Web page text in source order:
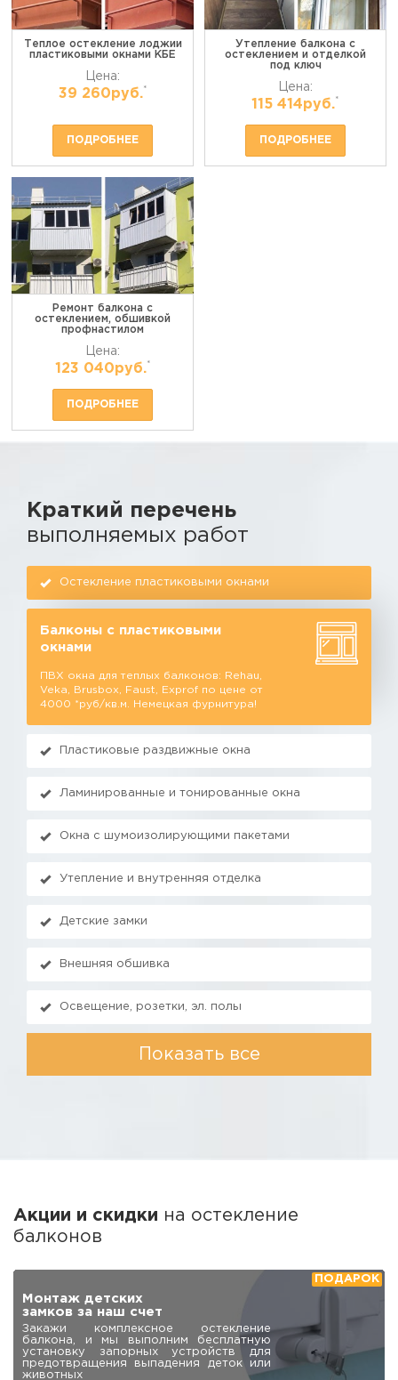
Теплое остекление лоджии
пластиковыми окнами КБЕ
Цена:
39 260руб.*
ПОДРОБНЕЕ
Утепление балкона с
остеклением и отделкой
под ключ
Цена:
115 414руб.*
ПОДРОБНЕЕ
Ремонт балкона с
остеклением, обшивкой
профнастилом
Цена:
123 040руб.*
ПОДРОБНЕЕ
Краткий перечень
выполняемых работ
Остекление пластиковыми окнами
Балконы с пластиковыми
окнами
ПВХ окна для теплых балконов: Rehau,
Veka, Brusbox, Faust, Exprof по цене от
4000 *руб/кв.м. Немецкая фурнитура!
Пластиковые раздвижные окна
Ламинированные и тонированные окна
Окна с шумоизолирующими пакетами
Утепление и внутренняя отделка
Детские замки
Внешняя обшивка
Освещение, розетки, эл. полы
Показать все
Акции и скидки на остекление
балконов
Закажи остекление балкона и
получи скидку на отделку
При выполнении комплекса работ
«остекление + отделка» снижаем цены
на все отделочные материалы до 25 %